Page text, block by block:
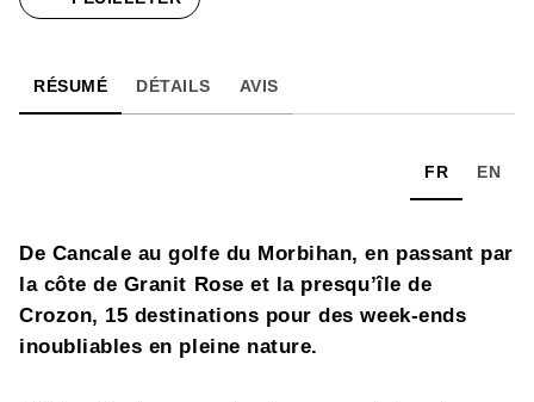
RÉSUMÉ DÉTAILS AVIS
FR EN
De Cancale au golfe du Morbihan, en passant par
la côte de Granit Rose et la presqu’île de
Crozon, 15 destinations pour des week-ends
inoubliables en pleine nature.